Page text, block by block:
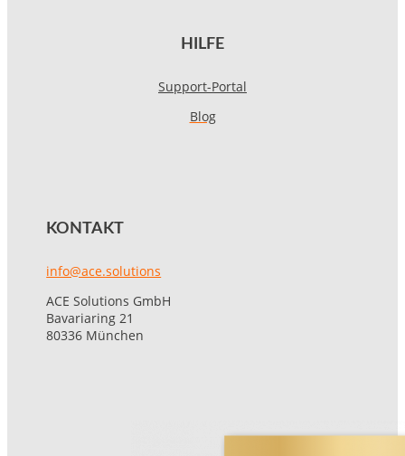
HILFE
Support-Portal
Blog
KONTAKT
info@ace.solutions
ACE Solutions GmbH
Bavariaring 21
80336 München